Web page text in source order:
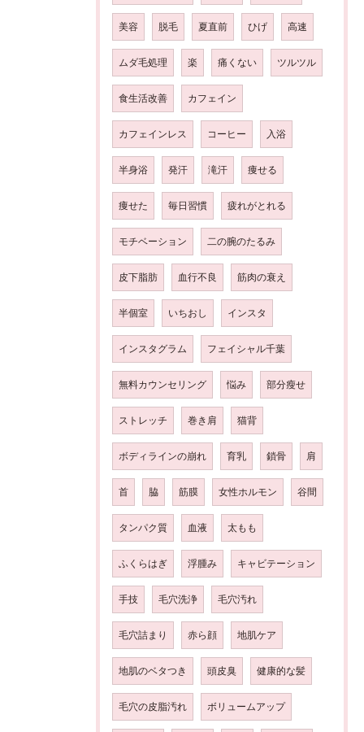
美容 脱毛 夏直前 ひげ 高速
ムダ毛処理 楽 痛くない ツルツル
食生活改善 カフェイン
カフェインレス コーヒー 入浴
半身浴 発汗 滝汗 痩せる
痩せた 毎日習慣 疲れがとれる
モチベーション 二の腕のたるみ
皮下脂肪 血行不良 筋肉の衰え
半個室 いちおし インスタ
インスタグラム フェイシャル千葉
無料カウンセリング 悩み 部分瘦せ
ストレッチ 巻き肩 猫背
ボディラインの崩れ 育乳 鎖骨 肩
首 脇 筋膜 女性ホルモン 谷間
タンパク質 血液 太もも
ふくらはぎ 浮腫み キャビテーション
手技 毛穴洗浄 毛穴汚れ
毛穴詰まり 赤ら顔 地肌ケア
地肌のベタつき 頭皮臭 健康的な髪
毛穴の皮脂汚れ ボリュームアップ